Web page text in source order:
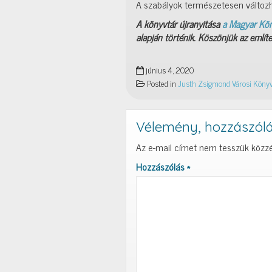
A szabályok természetesen
A könyvtár újranyitásaa Magyar
alapján történik. Köszönjük az
június 4, 2020
Posted inJusth Zsigmond Városi
Vélemény,
Az e-mail címet nem tesszük
Hozzászólás*